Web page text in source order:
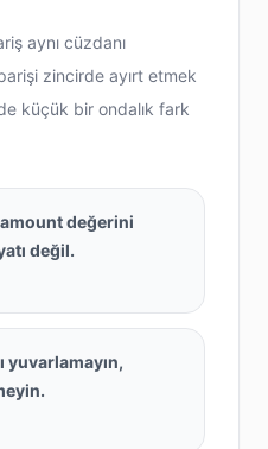
aynı cüzdanı
zincirde ayırt etmek
küçük bir ondalık fark
değerini
değil.
yuvarlamayın,